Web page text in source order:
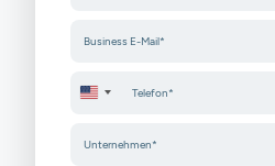
United States +1